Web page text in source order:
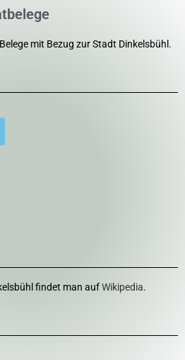
mit Bezug zur Stadt Dinkelsbühl.
findet man aufWikipedia.